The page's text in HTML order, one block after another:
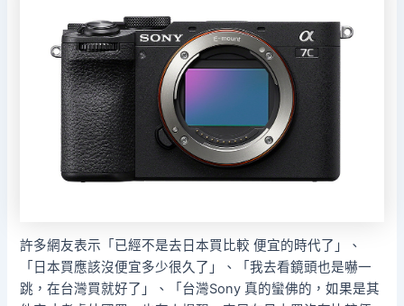
許多網友表示「已經不是去日本買比較 便宜的時代了」、
「日本買應該沒便宜多少很久了」、「我去看鏡頭也是嚇一
跳，在台灣買就好了」、「台灣Sony 真的蠻佛的，如果是其